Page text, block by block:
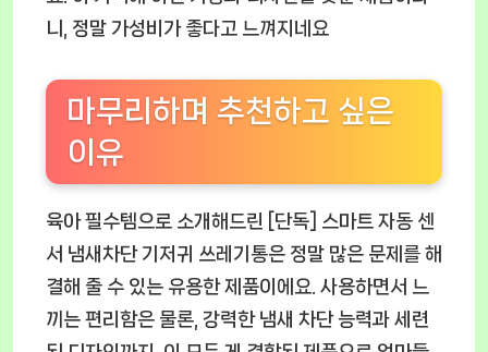
니, 정말 가성비가 좋다고 느껴지네요
마무리하며 추천하고 싶은
이유
육아 필수템으로 소개해드린
[단독] 스마트 자동 센
서 냄새차단 기저귀 쓰레기통은 정말 많은 문제를 해
결해 줄 수 있는 유용한 제품이에요. 사용하면서 느
끼는 편리함은 물론, 강력한 냄새 차단 능력과 세련